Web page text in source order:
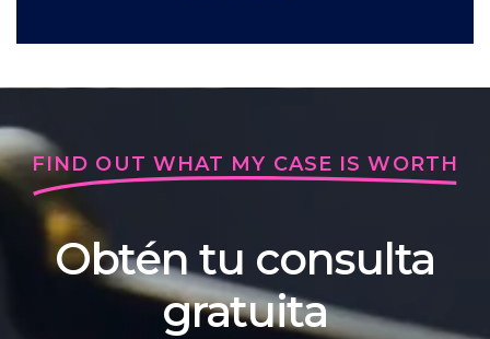
FIND OUT WHAT MY CASE IS WORTH
Obtén tu consulta
gratuita